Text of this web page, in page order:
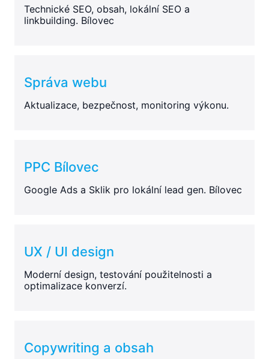
Technické SEO, obsah, lokální SEO a
linkbuilding. Bílovec
Správa webu
Aktualizace, bezpečnost, monitoring výkonu.
PPC Bílovec
Google Ads a Sklik pro lokální lead gen. Bílovec
UX / UI design
Moderní design, testování použitelnosti a
optimalizace konverzí.
Copywriting a obsah